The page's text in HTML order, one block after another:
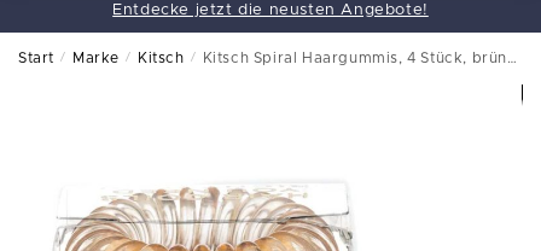
Entdecke jetzt die neusten Angebote!
Start / Marke / Kitsch / Kitsch Spiral Haargummis, 4 Stück, brünett